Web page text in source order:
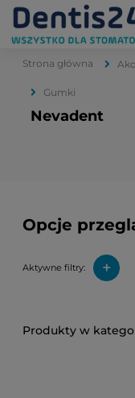
Strona główna
Gumki
Nevadent
Opcje
Aktywne filtry: +